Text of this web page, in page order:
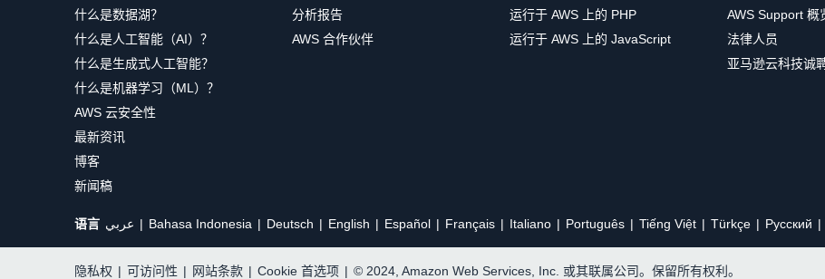
什么是数据湖？
什么是人工智能（AI）？
什么是生成式人工智能？
什么是机器学习（ML）？
AWS 云安全性
最新资讯
博客
新闻稿
分析报告
AWS 合作伙伴
运行于 AWS 上的 PHP
运行于 AWS 上的 JavaScript
AWS Support 概
法律人员
亚马逊云科技诚
语言 عربي Bahasa Indonesia Deutsch English Español Français Italiano Português Tiếng Việt Türkçe Ρусский
隐私权 | 可访问性 | 网站条款 | Cookie 首选项 | © 2024, Amazon Web Services, Inc. 或其联属公司。保留所有权利。